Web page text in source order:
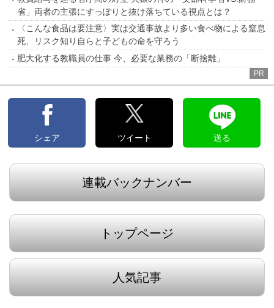
省」両者の主張にすっぽりと抜け落ちている視点とは？
〈こんな食品は要注意〉実は交通事故より多い食べ物による窒息
死、リスク知り自らと子どもの命を守ろう
肥大化する教職員の仕事 今、必要な業務の「断捨離」
PR
シェア ツイート 送る
連載バックナンバー
トップページ
人気記事